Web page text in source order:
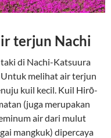
terjun Nachi
di Nachi-Katsuura
melihat air terjun
kuil kecil. Kuil Hirō-
(juga merupakan
air dari mulut
mangkuk) dipercaya